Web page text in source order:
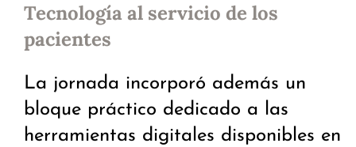
Tecnología al servicio de los
pacientes
La jornada incorporó además un
bloque práctico dedicado a las
herramientas digitales disponibles en